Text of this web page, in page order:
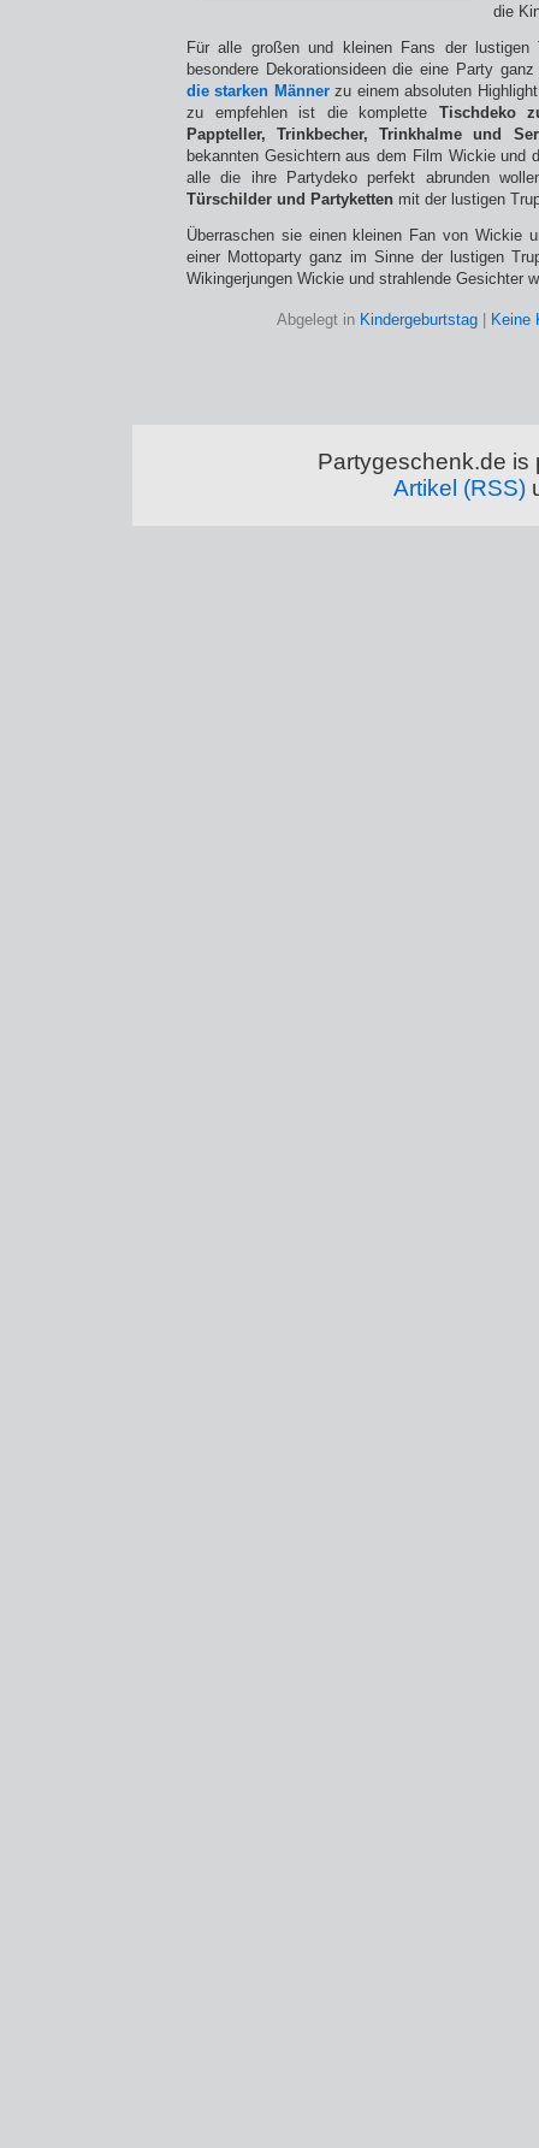
die
Für alle großen und kleinen Fans der
besondere Dekorationsideen die eine Party
die starken Männerzu einem absoluten
zu empfehlen ist die komplette Tischdeko
Pappteller, Trinkbecher, Trinkhalme und
bekannten Gesichtern aus dem Film Wickie und
alle die ihre Partydeko perfekt abrunden
Türschilder und Partyketten mit der lustigen
Überraschen sie einen kleinen Fan von Wickie
einer Mottoparty ganz im Sinne der lustigen
Wikingerjungen Wickie und strahlende Gesichter
Abgelegt in Kindergeburtstag Keine
Partygeschenk.de
Artikel (RSS)